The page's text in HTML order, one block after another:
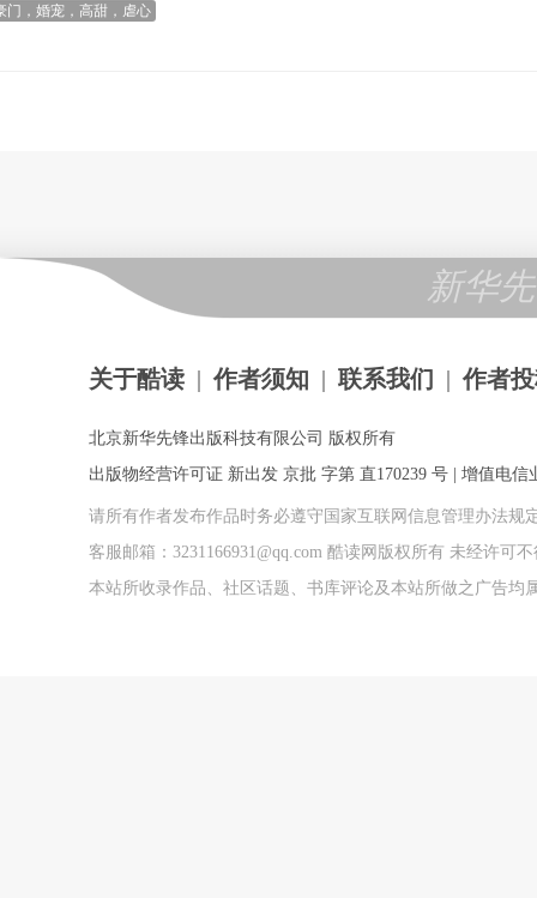
门，婚宠，高甜，虐心
新华
关于酷读 | 作者须知 | 联系我们 | 作者
北京新华先锋出版科技有限公司 版权所有
出版物经营许可证 新出发 京批 字第 直170239 号 | 增值电
请所有作者发布作品时务必遵守国家互联网信息管理办法
客服邮箱：3231166931@qq.com 酷读网版权所有 未经许可
本站所收录作品、社区话题、书库评论及本站所做之广告均